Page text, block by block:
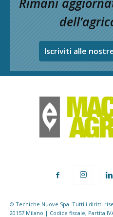
Iscriviti alle
© Tecniche Nuove Spa. Tutti i diritti
20157 Milano | Codice fiscale, Partita